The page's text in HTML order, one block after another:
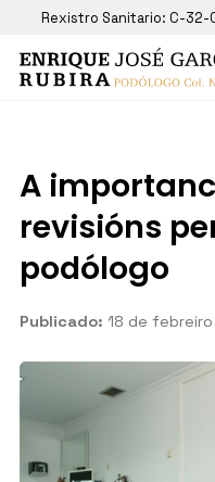
Rexistro Sanitario: C-32-
A
revisións
podólogo
Publicado: 18 de febreiro